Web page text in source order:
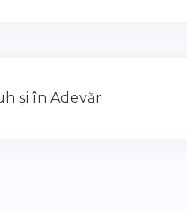
și în Adevăr